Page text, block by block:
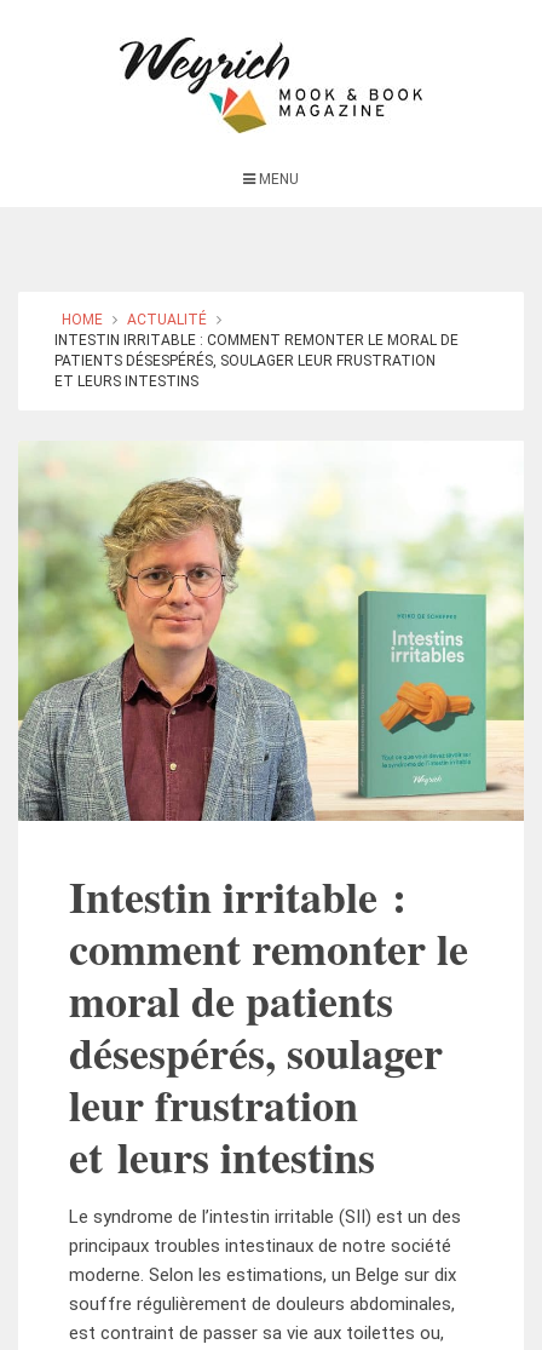
MENU
HOME
ACTUALITÉ
INTESTIN IRRITABLE : COMMENT REMONTER LE MORAL DE
PATIENTS DÉSESPÉRÉS, SOULAGER LEUR FRUSTRATION
ET LEURS INTESTINS
Intestin irritable :
comment remonter le
moral de patients
désespérés, soulager
leur frustration
et leurs intestins
Le syndrome de l’intestin irritable (SII) est un des
principaux troubles intestinaux de notre société
moderne. Selon les estimations, un Belge sur dix
souffre régulièrement de douleurs abdominales,
est contraint de passer sa vie aux toilettes ou,